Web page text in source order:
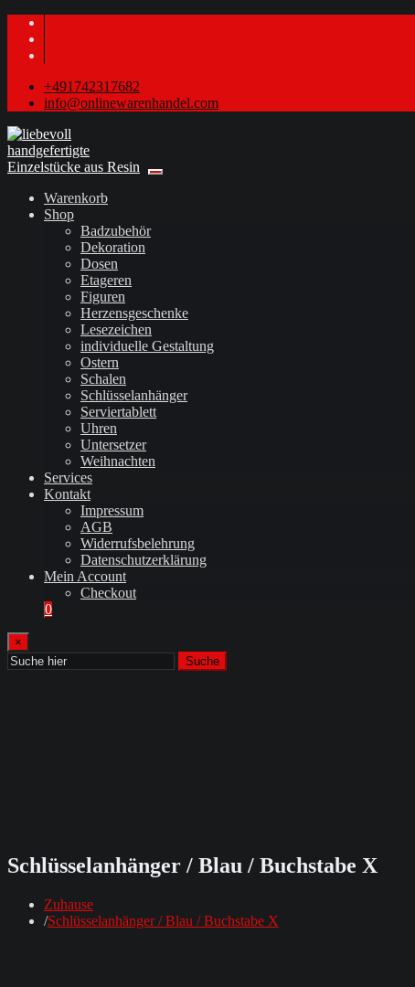
+491742317682
info@onlinewarenhandel.com
Warenkorb
Shop
Badzubehör
Dekoration
Dosen
Etageren
Figuren
Herzensgeschenke
Lesezeichen
individuelle Gestaltung
Ostern
Schalen
Schlüsselanhänger
Serviertablett
Uhren
Untersetzer
Weihnachten
Services
Kontakt
Impressum
AGB
Widerrufsbelehrung
Datenschutzerklärung
Mein Account
Checkout
0
×
Suche
Schlüsselanhänger / Blau / Buchstabe X
Zuhause
Schlüsselanhänger / Blau / Buchstabe X